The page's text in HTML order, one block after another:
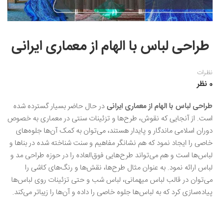
طراحی سیاه قلم
نقاشی مینیاتور(نگارگری)
طراحی لباس با الهام از معماری ایرانی
نظرات
0 نظر
طراحی لباس با الهام از معماری ایرانی در حال حاضر بسیار گسترده شده
است. از آنجایی که نقوش، طرح‌ها و تزئینات سنتی در معماری به خصوص
دوران اسلامی ماندگار و پایدار هستند، می‌توان به کمک آن‌ها جلوه‌های
خاصی را ایجاد نمود که هم نشانگر مفاهیم و سنت شناخته شده در بناها و
لباس‌ها است و هم می‌تواند طرح‌هایی فوق‌العاده را در حوزه طراحی مد و
لباس ارائه نمود. به عنوان مثال طرح‌ها، نقش‌ها و رنگ‌های کاشی را
می‌توان در قالب لباس میهمانی، لباس شب و حتی تزئینات روی لباس‌ها
پیاده‌سازی کرد که به لباس‌ها جلوه خاصی را داده و آن‌ها را زیباتر می‌کند.